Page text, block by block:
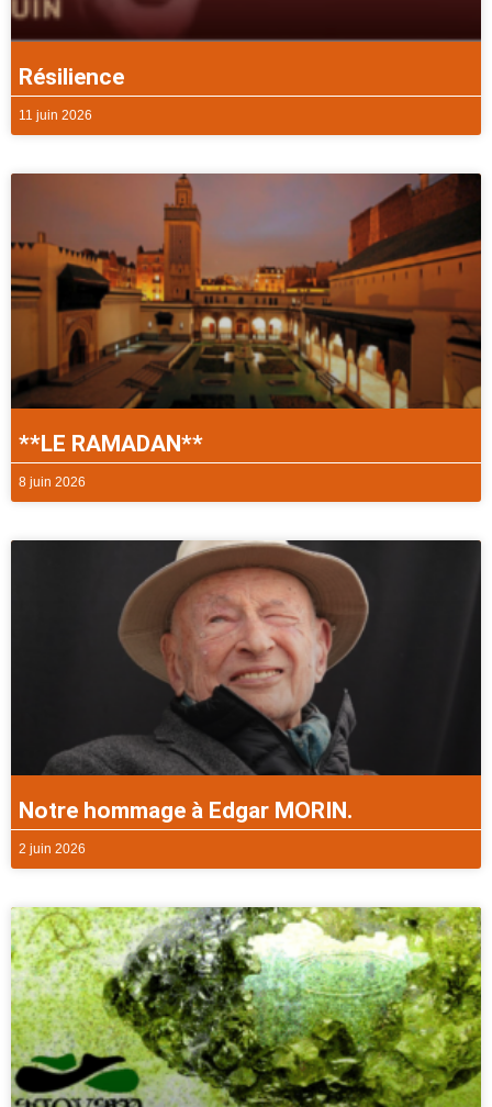
Résilience
11 juin 2026
**LE RAMADAN**
8 juin 2026
Notre hommage à Edgar MORIN.
2 juin 2026